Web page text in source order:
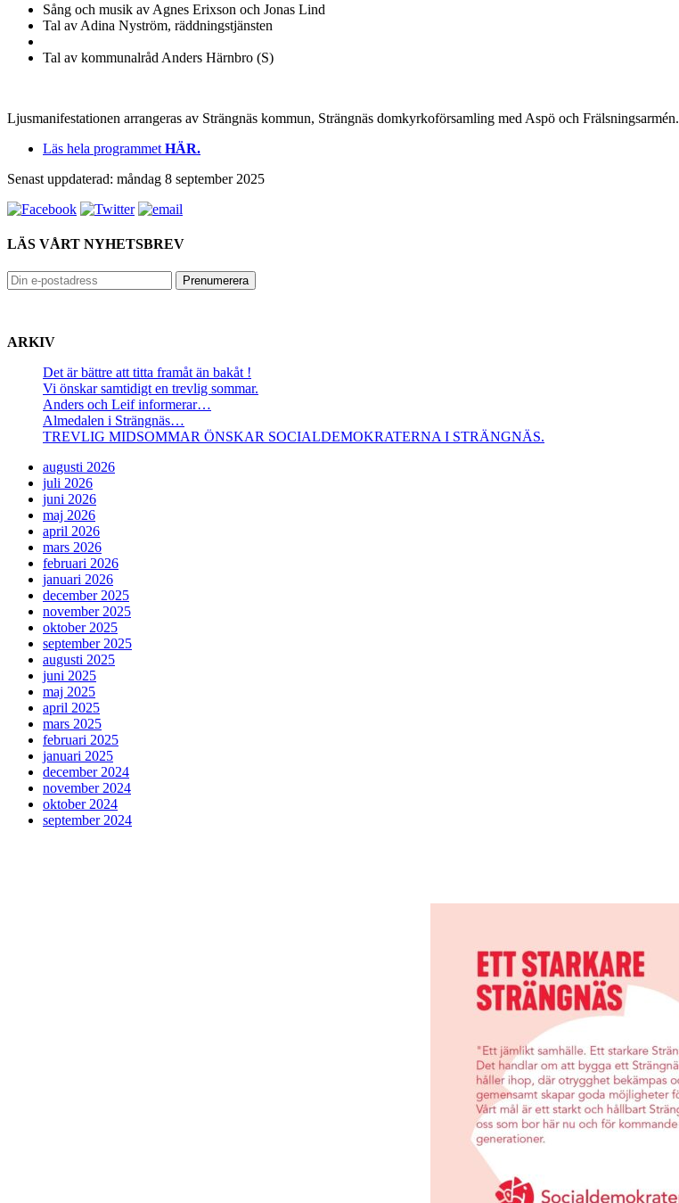
Sång och musik av Agnes Erixson och Jonas Lind
Tal av Adina Nyström, räddningstjänsten
Tal av kommunalråd Anders Härnbro (S)
Ljusmanifestationen arrangeras av Strängnäs kommun, Strängnäs domkyrkoförsamling med Aspö och Frälsningsarmén.
Läs hela programmet HÄR.
Senast uppdaterad: måndag 8 september 2025
LÄS VÅRT NYHETSBREV
ARKIV
Det är bättre att titta framåt än bakåt !
Vi önskar samtidigt en trevlig sommar.
Anders och Leif informerar…
Almedalen i Strängnäs…
TREVLIG MIDSOMMAR ÖNSKAR SOCIALDEMOKRATERNA I STRÄNGNÄS.
augusti 2026
juli 2026
juni 2026
maj 2026
april 2026
mars 2026
februari 2026
januari 2026
december 2025
november 2025
oktober 2025
september 2025
augusti 2025
juni 2025
maj 2025
april 2025
mars 2025
februari 2025
januari 2025
december 2024
november 2024
oktober 2024
september 2024